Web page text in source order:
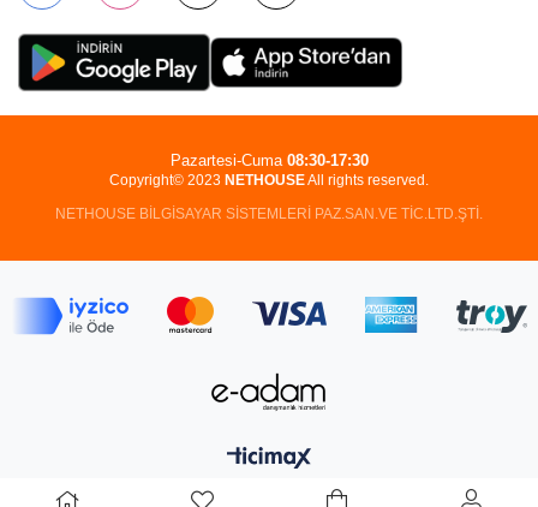
Copyright© 2023 NETHOUSEAll rights reserved.
NETHOUSE BİLGİSAYAR SİSTEMLERİ PAZ.SAN.VE TİC.LTD.ŞTİ.
Pazartesi-Cuma 08:30-17:30